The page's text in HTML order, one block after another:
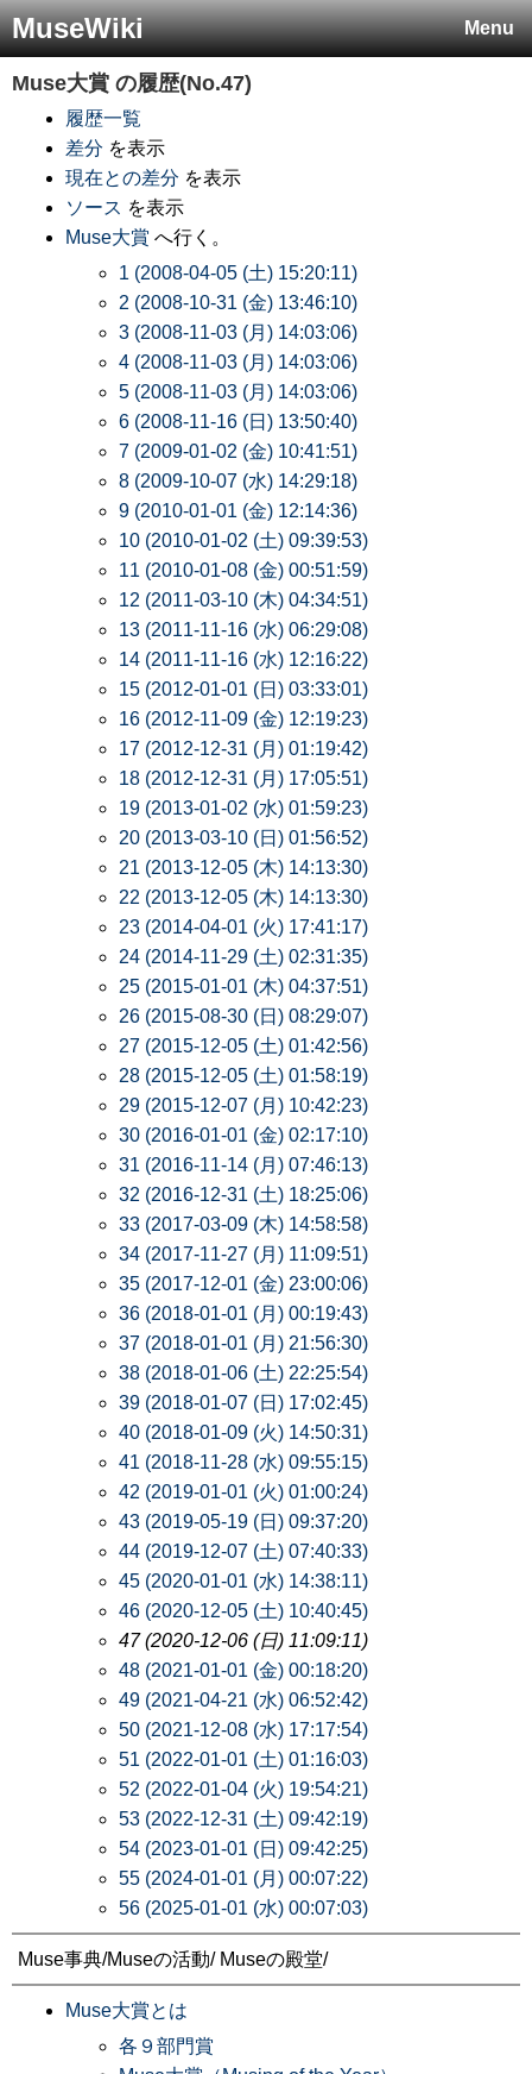
Menu
MuseWiki
Muse大賞 の履歴(No.47)
履歴一覧
差分 を表示
現在との差分 を表示
ソース を表示
Muse大賞 へ行く。
1 (2008-04-05 (土) 15:20:11)
2 (2008-10-31 (金) 13:46:10)
3 (2008-11-03 (月) 14:03:06)
4 (2008-11-03 (月) 14:03:06)
5 (2008-11-03 (月) 14:03:06)
6 (2008-11-16 (日) 13:50:40)
7 (2009-01-02 (金) 10:41:51)
8 (2009-10-07 (水) 14:29:18)
9 (2010-01-01 (金) 12:14:36)
10 (2010-01-02 (土) 09:39:53)
11 (2010-01-08 (金) 00:51:59)
12 (2011-03-10 (木) 04:34:51)
13 (2011-11-16 (水) 06:29:08)
14 (2011-11-16 (水) 12:16:22)
15 (2012-01-01 (日) 03:33:01)
16 (2012-11-09 (金) 12:19:23)
17 (2012-12-31 (月) 01:19:42)
18 (2012-12-31 (月) 17:05:51)
19 (2013-01-02 (水) 01:59:23)
20 (2013-03-10 (日) 01:56:52)
21 (2013-12-05 (木) 14:13:30)
22 (2013-12-05 (木) 14:13:30)
23 (2014-04-01 (火) 17:41:17)
24 (2014-11-29 (土) 02:31:35)
25 (2015-01-01 (木) 04:37:51)
26 (2015-08-30 (日) 08:29:07)
27 (2015-12-05 (土) 01:42:56)
28 (2015-12-05 (土) 01:58:19)
29 (2015-12-07 (月) 10:42:23)
30 (2016-01-01 (金) 02:17:10)
31 (2016-11-14 (月) 07:46:13)
32 (2016-12-31 (土) 18:25:06)
33 (2017-03-09 (木) 14:58:58)
34 (2017-11-27 (月) 11:09:51)
35 (2017-12-01 (金) 23:00:06)
36 (2018-01-01 (月) 00:19:43)
37 (2018-01-01 (月) 21:56:30)
38 (2018-01-06 (土) 22:25:54)
39 (2018-01-07 (日) 17:02:45)
40 (2018-01-09 (火) 14:50:31)
41 (2018-11-28 (水) 09:55:15)
42 (2019-01-01 (火) 01:00:24)
43 (2019-05-19 (日) 09:37:20)
44 (2019-12-07 (土) 07:40:33)
45 (2020-01-01 (水) 14:38:11)
46 (2020-12-05 (土) 10:40:45)
47 (2020-12-06 (日) 11:09:11)
48 (2021-01-01 (金) 00:18:20)
49 (2021-04-21 (水) 06:52:42)
50 (2021-12-08 (水) 17:17:54)
51 (2022-01-01 (土) 01:16:03)
52 (2022-01-04 (火) 19:54:21)
53 (2022-12-31 (土) 09:42:19)
54 (2023-01-01 (日) 09:42:25)
55 (2024-01-01 (月) 00:07:22)
56 (2025-01-01 (水) 00:07:03)
Muse事典/Museの活動/ Museの殿堂/
Muse大賞とは
各９部門賞